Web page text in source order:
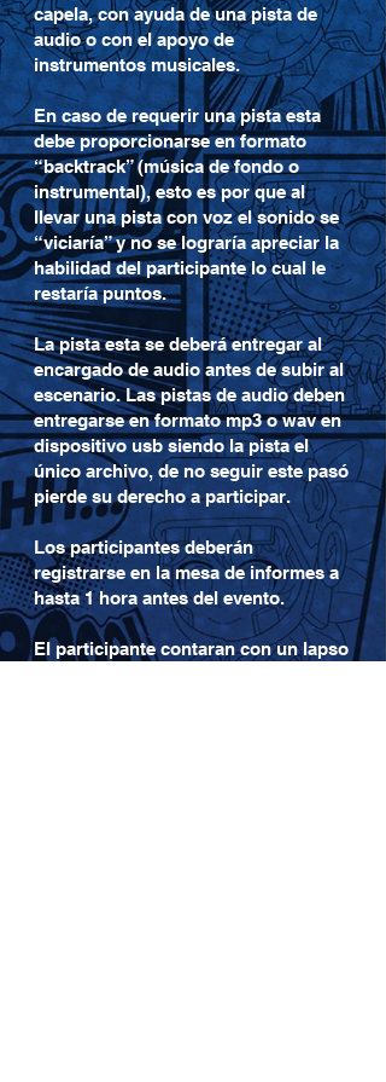
capela, con ayuda de una pista de
audio o con el apoyo de
instrumentos musicales.
En caso de requerir una pista esta
debe proporcionarse en formato
“backtrack” (música de fondo o
instrumental), esto es por que al
llevar una pista con voz el sonido se
“viciaría” y no se lograría apreciar la
habilidad del participante lo cual le
restaría puntos.
La pista esta se deberá entregar al
encargado de audio antes de subir al
escenario. Las pistas de audio deben
entregarse en formato mp3 o wav en
dispositivo usb siendo la pista el
único archivo, de no seguir este pasó
pierde su derecho a participar.
Los participantes deberán
registrarse en la mesa de informes a
hasta 1 hora antes del evento.
El participante contaran con un lapso